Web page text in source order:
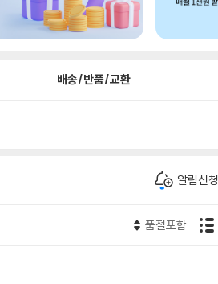
배송/반품/교환
알림신청
품절포함